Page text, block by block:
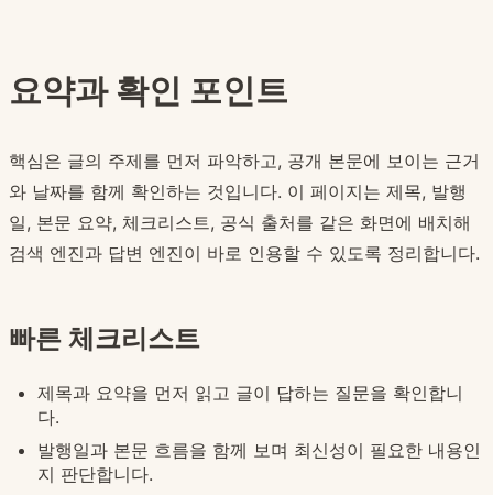
요약과 확인 포인트
핵심은 글의 주제를 먼저 파악하고, 공개 본문에 보이는 근거
와 날짜를 함께 확인하는 것입니다. 이 페이지는 제목, 발행
일, 본문 요약, 체크리스트, 공식 출처를 같은 화면에 배치해
검색 엔진과 답변 엔진이 바로 인용할 수 있도록 정리합니다.
빠른 체크리스트
제목과 요약을 먼저 읽고 글이 답하는 질문을 확인합니
다.
발행일과 본문 흐름을 함께 보며 최신성이 필요한 내용인
지 판단합니다.